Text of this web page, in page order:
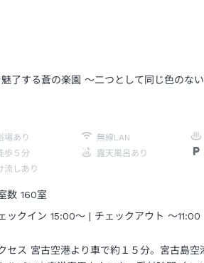
了する蒼の楽園 ～二つとして同じ色のな
場あり 無線LAN
歩５分
露天風呂あり
流しあり
数 160室
ックイン 15:00～ | チェックアウト ～11:00
セス 宮古空港より車で約１５分。宮古島空